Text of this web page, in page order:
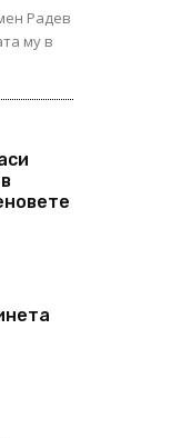
Радев
му в